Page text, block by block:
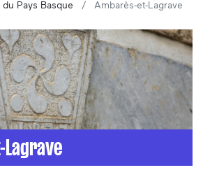
du Pays Basque Ambarès-et-Lagrave